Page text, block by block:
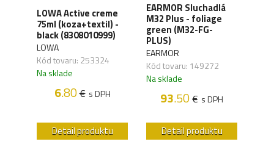
LOWA Active creme
75ml (koza+textil) -
black (8308010999)
LOWA
Kód tovaru: 253324
Na sklade
6.80€ s DPH
Detail produktu
EARMOR Sluchadlá
M32 Plus - foliage
green (M32-FG-
PLUS)
EARMOR
Kód tovaru: 149272
Na sklade
93.50€ s DPH
Detail produktu